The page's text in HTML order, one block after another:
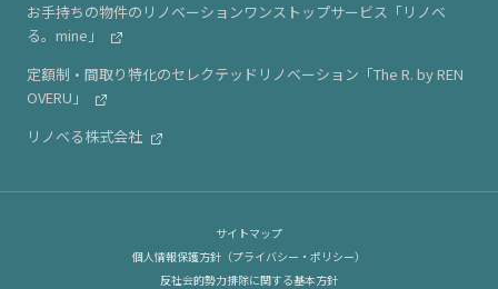
お手持ちの物件のリノベーションワンストップサービス「リノベ
る。mine」
定額制・間取り特化のセレクテッドリノベーション「The R. by REN
OVERU」
リノベる株式会社
サイトマップ
個人情報保護方針（プライバシー・ポリシー）
反社会的勢力排除に関する基本方針